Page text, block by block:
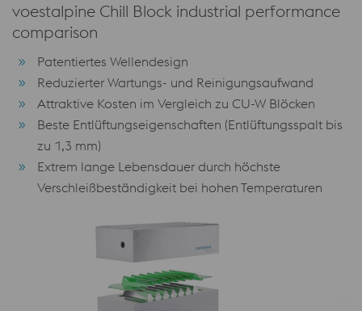
voestalpine Chill Block industrial performance
comparison
Patentiertes Wellendesign
Reduzierter Wartungs- und Reinigungsaufwand
Attraktive Kosten im Vergleich zu CU-W Blöcken
Beste Entlüftungseigenschaften (Entlüftungsspalt bis
zu 1,3 mm)
Extrem lange Lebensdauer durch höchste
Verschleißbeständigkeit bei hohen Temperaturen